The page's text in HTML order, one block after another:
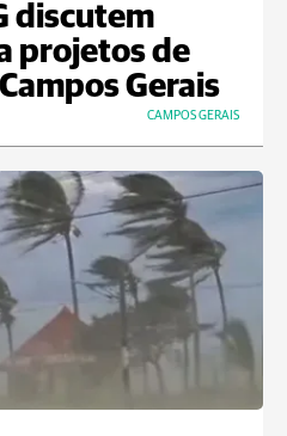
discutem
projetos de
Gerais
CAMPOS GERAIS